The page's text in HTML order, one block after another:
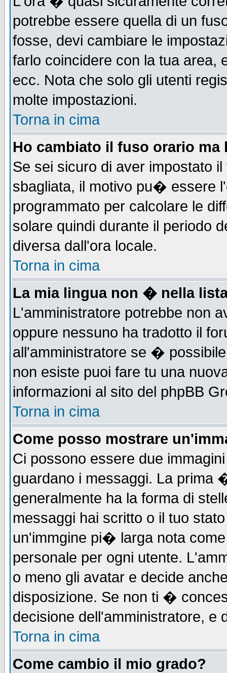
potrebbe essere quella di un
fosse, devi cambiare le
farlo coincidere con la tua area,
ecc. Nota che solo gli utenti
molte impostazioni.
Torna in cima
Ho cambiato il fuso orario
Se sei sicuro di aver impostato
sbagliata, il motivo pu� essere
programmato per calcolare le
solare quindi durante il periodo
diversa dall'ora locale.
Torna in cima
La mia lingua non � nella
L'amministratore potrebbe non
oppure nessuno ha tradotto il
all'amministratore se �
non esiste puoi fare tu una
informazioni al sito del phpBB
Torna in cima
Come posso mostrare
Ci possono essere due
guardano i messaggi. La prima
generalmente ha la forma di
messaggi hai scritto o il tuo
un'immgine pi� larga nota
personale per ogni utente.
o meno gli avatar e decide
disposizione. Se non ti �
decisione dell'amministratore, e
Torna in cima
Come cambio il mio grado?